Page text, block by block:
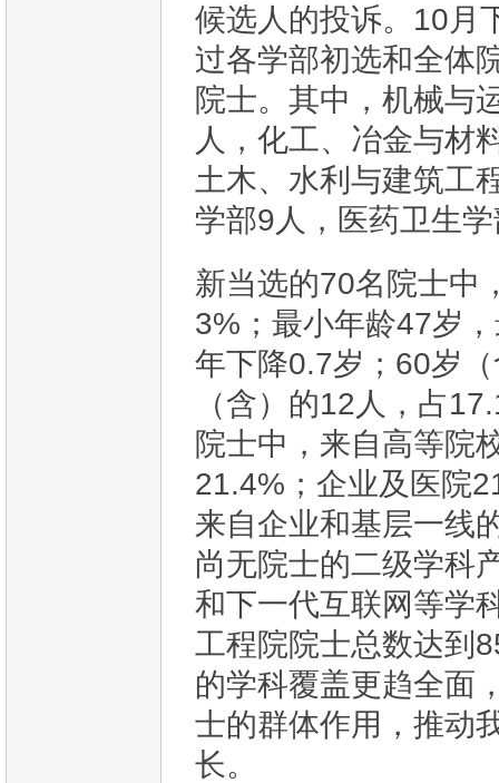
候选人的投诉。10月
过各学部初选和全体
院士。其中，机械与
人，化工、冶金与材
土木、水利与建筑工
学部9人，医药卫生
新当选的70名院士中
3%；最小年龄47岁
年下降0.7岁；60岁
（含）的12人，占
院士中，来自高等院
21.4%；企业及医院
来自企业和基层一线
尚无院士的二级学科
和下一代互联网等学
工程院院士总数达到
的学科覆盖更趋全面
士的群体作用，推动
长。